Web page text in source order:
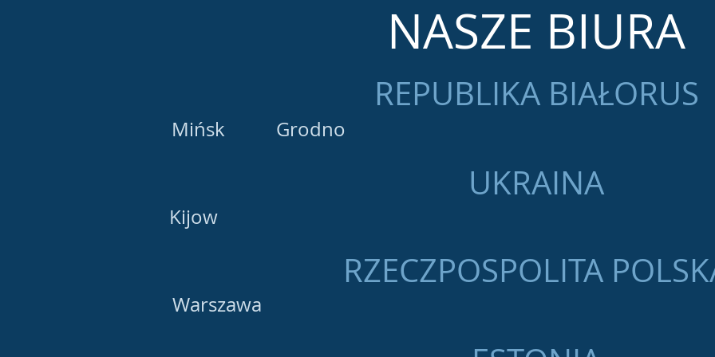
NASZE BIURA
REPUBLIKA BIAŁORUS
Mińsk Grodno
UKRAINA
Kijow
RZECZPOSPOLITA
Warszawa